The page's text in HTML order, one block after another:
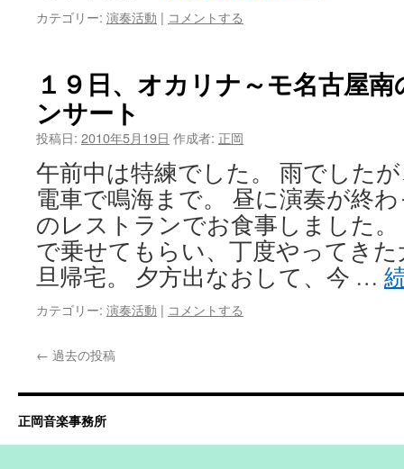
カテゴリー: 演奏活動 | コメントする
１９日、オカリナ～モ名古屋
ンサート
投稿日: 2010年5月19日 作成者: 正岡
午前中は特練でした。 雨でした
電車で鳴海まで。 昼に演奏が終
のレストランでお食事しました
で乗せてもらい、丁度やってき
旦帰宅。 夕方出なおして、今 …
カテゴリー: 演奏活動 | コメントする
← 過去の投稿
正岡音楽事務所